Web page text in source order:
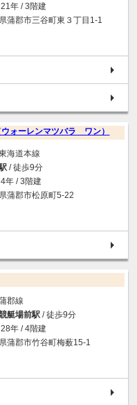
年 / 3階建
蒲郡市三谷町東３丁目1-1
ォーレンマツバラ ワン）
海道本線
/ 徒歩9分
年 / 3階建
蒲郡市松原町5-22
郡線
艇場前駅 / 徒歩9分
年 / 4階建
蒲郡市竹谷町梅薮15-1